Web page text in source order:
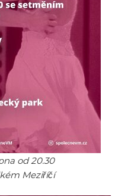
od 20.30
Meziříčí